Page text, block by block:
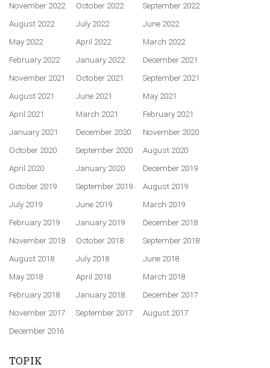
November 2022
October 2022
September 2022
August 2022
July 2022
June 2022
May 2022
April 2022
March 2022
February 2022
January 2022
December 2021
November 2021
October 2021
September 2021
August 2021
June 2021
May 2021
April 2021
March 2021
February 2021
January 2021
December 2020
November 2020
October 2020
September 2020
August 2020
April 2020
January 2020
December 2019
October 2019
September 2019
August 2019
July 2019
June 2019
March 2019
February 2019
January 2019
December 2018
November 2018
October 2018
September 2018
August 2018
July 2018
June 2018
May 2018
April 2018
March 2018
February 2018
January 2018
December 2017
November 2017
September 2017
August 2017
December 2016
TOPIK